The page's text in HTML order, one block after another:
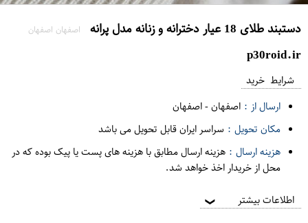
دستبند طلای 18 عیار دخترانه و زنانه مدل پرانه اصفهان اصفهان
p30roid.ir
شرایط خرید
ارسال از : اصفهان-اصفهان
مکان تحویل : سراسر ایران قابل تحویل می باشد
هزینه ارسال : هزینه ارسال مطابق با هزینه های پست یا پیک بوده که در
محل از خریدار اخذ خواهد شد.
اطلاعات بیشتر ❯